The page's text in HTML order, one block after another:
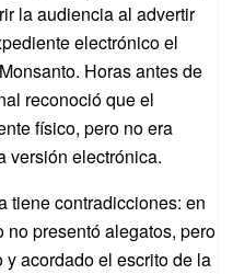
la audiencia al advertir
electrónico el
Horas antes de
reconoció que el
físico, pero no era
versión electrónica.
tiene contradicciones: en
no presentó alegatos, pero
acordado el escrito de la